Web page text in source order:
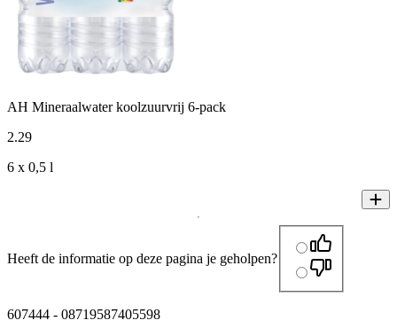
AH Mineraalwater koolzuurvrij 6-pack
2.29
6 x 0,5 l
Heeft de informatie op deze pagina je geholpen?
607444 - 08719587405598